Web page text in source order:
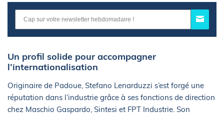
Un profil solide pour accompagner
l’internationalisation
Originaire de Padoue, Stefano Lenarduzzi s’est forgé une
réputation dans l’industrie grâce à ses fonctions de direction
chez Maschio Gaspardo, Sintesi et FPT Industrie. Son